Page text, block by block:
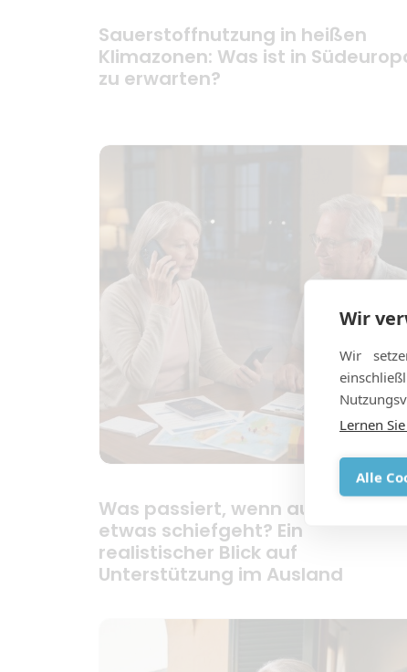
Sauerstoffnutzung in heißen
Klimazonen: Was ist in
zu erwarten?
Was passiert, wenn auf Ihrer Reise
etwas schiefgeht? Ein
realistischer Blick auf
Unterstützung im Ausland
Wir
Wir
Lernen
Alle